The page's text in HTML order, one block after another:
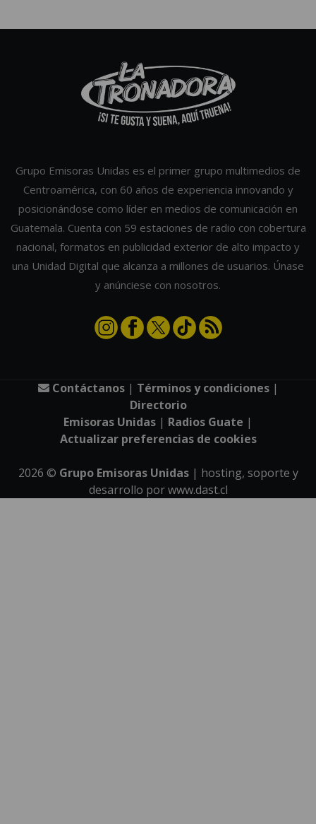
Grupo Emisoras Unidas es el primer grupo multimedios de
Centroamérica, con 60 años de experiencia innovando y
posicionándose como líder en medios de comunicación en
Guatemala. Cuenta con 59 estaciones de radio con cobertura
nacional, formatos en publicidad exterior de alto impacto y
una Unidad Digital que alcanza a millones de usuarios. Únase
y anúnciese con nosotros.
Contáctanos| Términos y condiciones|
Directorio
Emisoras Unidas | Radios Guate |
Actualizar preferencias de cookies
2026 © Grupo Emisoras Unidas| hosting, soporte y
desarrollo porwww.dast.cl